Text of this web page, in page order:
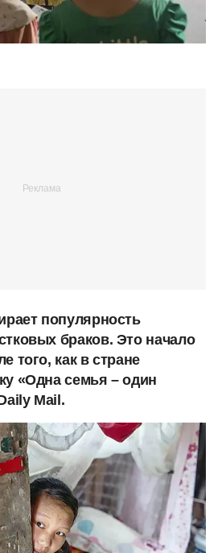
популярность
браков. Это начало
того, как в стране
«Одна семья – один
Mail.